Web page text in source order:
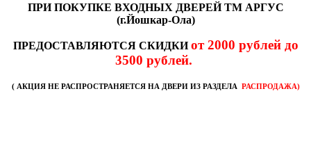
ПРИ ПОКУПКЕ ВХОДНЫХ ДВЕРЕЙ ТМ АРГУС
(г.Йошкар-Ола)
ПРЕДОСТАВЛЯЮТСЯ СКИДКИот 2000 рублей до
3500 рублей.
( АКЦИЯ НЕ РАСПРОСТРАНЯЕТСЯ НА ДВЕРИ ИЗ РАЗДЕЛА РАСПРОДАЖА)